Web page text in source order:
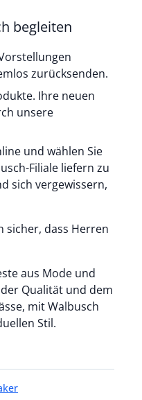
begleiten
zurücksenden.
Ihre neuen
unsere
und wählen Sie
Filiale liefern zu
sich vergewissern,
sicher, dass Herren
aus Mode und
Qualität und dem
mit Walbusch
Stil.